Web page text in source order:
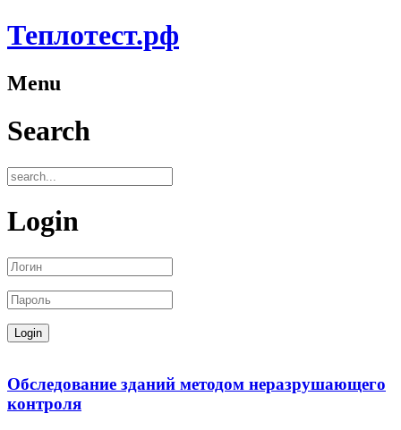
Теплотест.рф
Menu
Search
Login
Обследование зданий методом неразрушающего
контроля